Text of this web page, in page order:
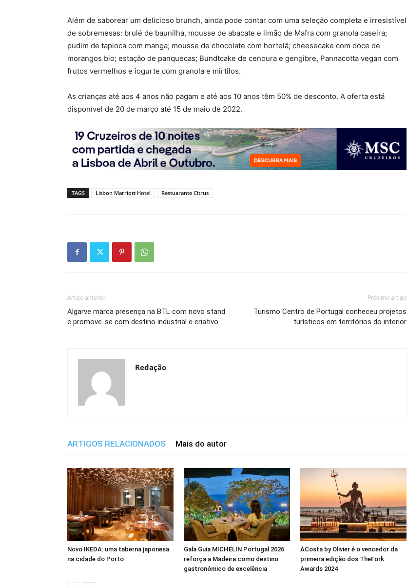
Além de saborear um delicioso brunch, ainda pode contar com uma seleção completa e irresistível
de sobremesas: brulé de baunilha, mousse de abacate e limão de Mafra com granola caseira;
pudim de tapioca com manga; mousse de chocolate com hortelã; cheesecake com doce de
morangos bio; estação de panquecas; Bundtcake de cenoura e gengibre, Pannacotta vegan com
frutos vermelhos e iogurte com granola e mirtilos.
As crianças até aos 4 anos não pagam e até aos 10 anos têm 50% de desconto. A oferta está
disponível de 20 de março até 15 de maio de 2022.
TAGS Lisbon Marriott Hotel Restuarante Citrus
Artigo anterior
Algarve marca presença na BTL com novo stand
e promove-se com destino industrial e criativo
Próximo artigo
Turismo Centro de Portugal conheceu projetos
turísticos em territórios do interior
Redação
ARTIGOS RELACIONADOS Mais do autor
Novo IKEDA: uma taberna japonesa
na cidade do Porto
Gala Guia MICHELIN Portugal 2026
reforça a Madeira como destino
gastronómico de excelência
ÀCosta by Olivier é o vencedor da
primeira edição dos TheFork
Awards 2024